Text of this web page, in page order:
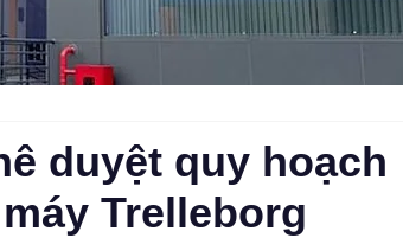
duyệt quy hoạch
Trelleborg